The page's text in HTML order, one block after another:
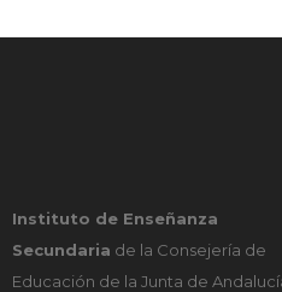
Instituto de Enseñanza
Secundaria de la Consejería de
Educación de la Junta de